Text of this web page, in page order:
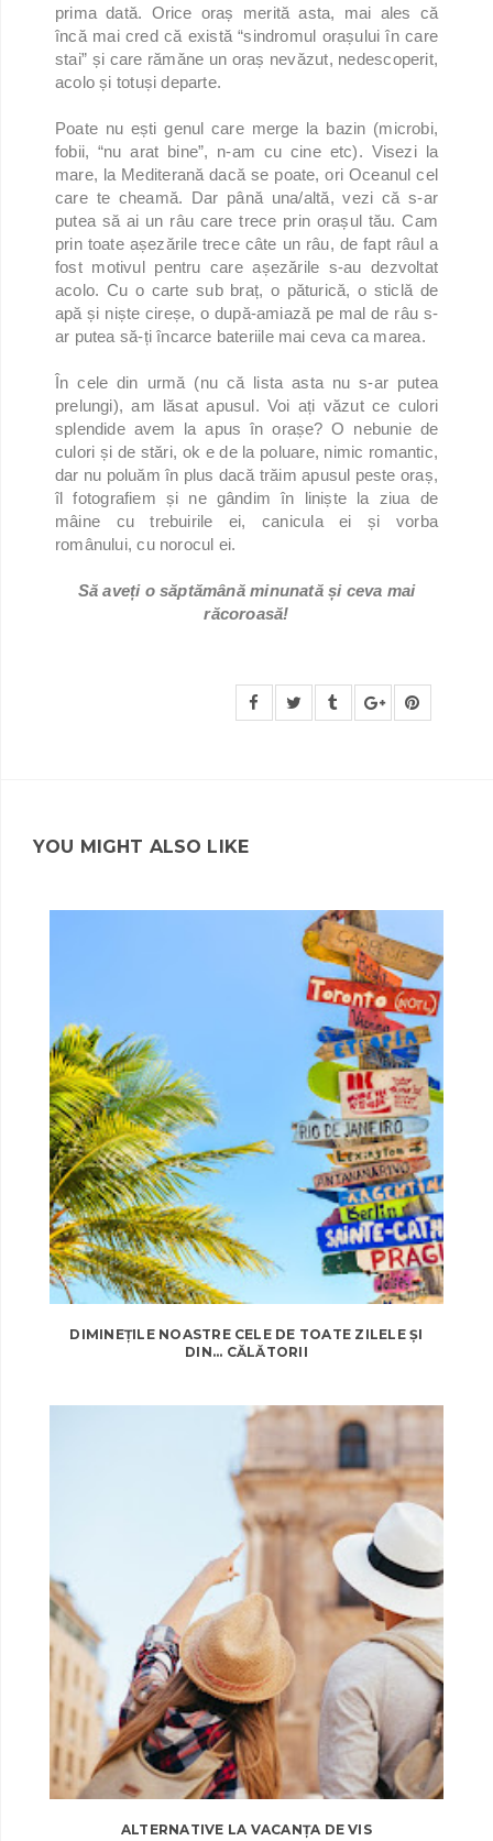
prima dată. Orice oraș merită asta, mai ales că
încă mai cred că există “sindromul orașului în care
stai” și care rămăne un oraș nevăzut, nedescoperit,
acolo și totuși departe.
Poate nu ești genul care merge la bazin (microbi,
fobii, “nu arat bine”, n-am cu cine etc). Visezi la
mare, la Mediterană dacă se poate, ori Oceanul cel
care te cheamă. Dar până una/altă, vezi că s-ar
putea să ai un râu care trece prin orașul tău. Cam
prin toate așezările trece câte un râu, de fapt râul a
fost motivul pentru care așezările s-au dezvoltat
acolo. Cu o carte sub braț, o păturică, o sticlă de
apă și niște cireșe, o după-amiază pe mal de râu s-
ar putea să-ți încarce bateriile mai ceva ca marea.
În cele din urmă (nu că lista asta nu s-ar putea
prelungi), am lăsat apusul. Voi ați văzut ce culori
splendide avem la apus în orașe? O nebunie de
culori și de stări, ok e de la poluare, nimic romantic,
dar nu poluăm în plus dacă trăim apusul peste oraș,
îl fotografiem și ne gândim în liniște la ziua de
mâine cu trebuirile ei, canicula ei și vorba
românului, cu norocul ei.
Să aveți o săptămână minunată și ceva mai
răcoroasă!
YOU MIGHT ALSO LIKE
DIMINEȚILE NOASTRE CELE DE TOATE ZILELE ȘI
DIN... CĂLĂTORII
ALTERNATIVE LA VACANȚA DE VIS